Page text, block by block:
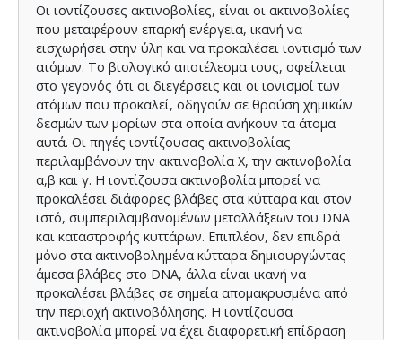
Οι ιοντίζουσες ακτινοβολίες, είναι οι ακτινοβολίες
που μεταφέρουν επαρκή ενέργεια, ικανή να
εισχωρήσει στην ύλη και να προκαλέσει ιοντισμό των
ατόμων. Το βιολογικό αποτέλεσμα τους, οφείλεται
στο γεγονός ότι οι διεγέρσεις και οι ιονισμοί των
ατόμων που προκαλεί, οδηγούν σε θραύση χημικών
δεσμών των μορίων στα οποία ανήκουν τα άτομα
αυτά. Οι πηγές ιοντίζουσας ακτινοβολίας
περιλαμβάνουν την ακτινοβολία Χ, την ακτινοβολία
α,β και γ. Η ιοντίζουσα ακτινοβολία μπορεί να
προκαλέσει διάφορες βλάβες στα κύτταρα και στον
ιστό, συμπεριλαμβανομένων μεταλλάξεων του DNA
και καταστροφής κυττάρων. Επιπλέον, δεν επιδρά
μόνο στα ακτινοβολημένα κύτταρα δημιουργώντας
άμεσα βλάβες στο DNA, άλλα είναι ικανή να
προκαλέσει βλάβες σε σημεία απομακρυσμένα από
την περιοχή ακτινοβόλησης. Η ιοντίζουσα
ακτινοβολία μπορεί να έχει διαφορετική επίδραση